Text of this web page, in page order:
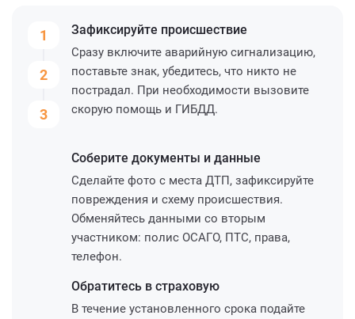
1
2
3
Зафиксируйте происшествие
Сразу включите аварийную сигнализацию,
поставьте знак, убедитесь, что никто не
пострадал. При необходимости вызовите
скорую помощь и ГИБДД.
Соберите документы и данные
Сделайте фото с места ДТП, зафиксируйте
повреждения и схему происшествия.
Обменяйтесь данными со вторым
участником: полис ОСАГО, ПТС, права,
телефон.
Обратитесь в страховую
В течение установленного срока подайте